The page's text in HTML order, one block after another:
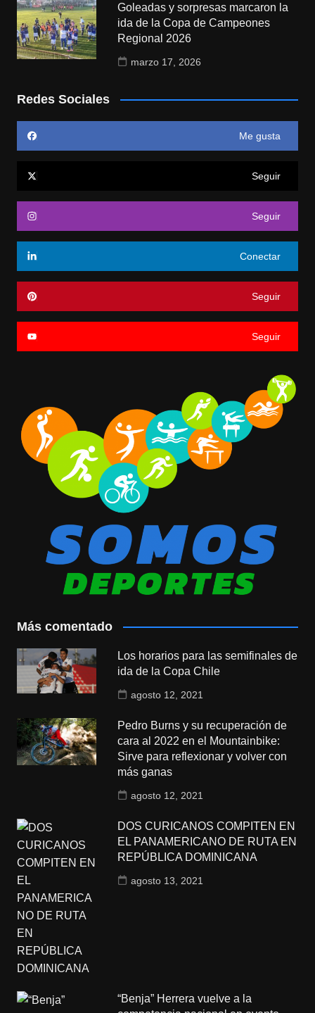
Goleadas y sorpresas marcaron la
ida de la Copa de Campeones
Regional 2026
marzo 17, 2026
Redes Sociales
Me gusta
Seguir
Seguir
Conectar
Seguir
Seguir
Más comentado
Los horarios para las semifinales de
ida de la Copa Chile
agosto 12, 2021
Pedro Burns y su recuperación de
cara al 2022 en el Mountainbike:
Sirve para reflexionar y volver con
más ganas
agosto 12, 2021
DOS CURICANOS COMPITEN EN
EL PANAMERICANO DE RUTA EN
REPÚBLICA DOMINICANA
agosto 13, 2021
“Benja” Herrera vuelve a la